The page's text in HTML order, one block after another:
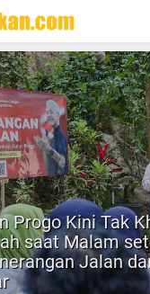
Progo Kini Tak
saat Malam
Jalan